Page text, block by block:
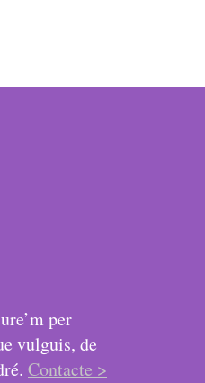
per
vulguis, de
Contacte >